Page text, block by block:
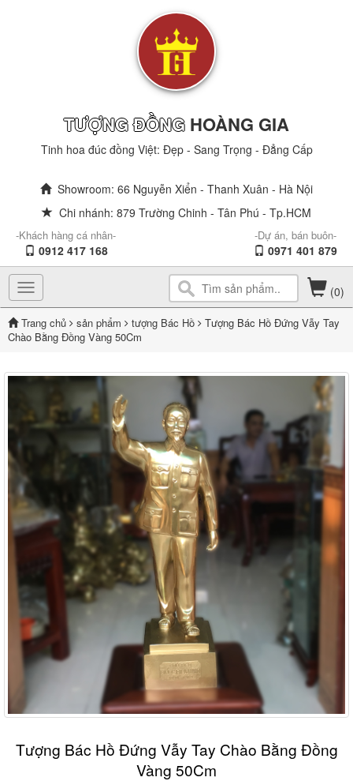
TƯỢNG ĐỒNG HOÀNG GIA
Tinh hoa đúc đồng Việt: Đẹp - Sang Trọng - Đẳng Cấp
Showroom: 66 Nguyễn Xiển - Thanh Xuân - Hà Nội
Chi nhánh: 879 Trường Chinh - Tân Phú - Tp.HCM
-Khách hàng cá nhân-
0912 417 168
-Dự án, bán buôn-
0971 401 879
Toggle
navigation
(0)
Trang chủ sản phẩm tượng Bác Hồ
Tượng Bác Hồ Đứng Vẫy Tay
Chào Bằng Đồng Vàng 50Cm
Tượng Bác Hồ Đứng Vẫy Tay Chào Bằng Đồng
Vàng 50Cm